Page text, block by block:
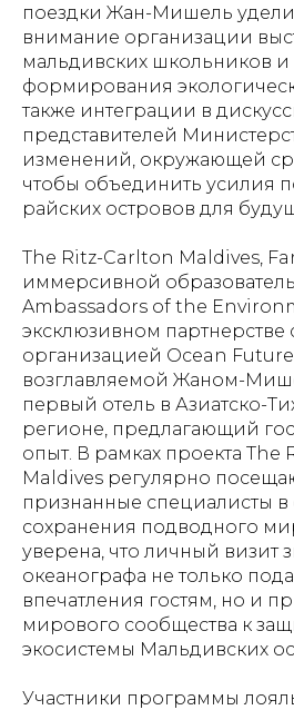
поездки Жан-Мишель
внимание организации
мальдивских школьников и
формирования
также интеграции в
представителей
изменений, окружающей
чтобы объединить усилия
райских островов для
The Ritz-Carlton Maldives,
иммерсивной
Ambassadors of the
эксклюзивном партнерстве
организацией Ocean
возглавляемой Жаном-
первый отель в Азиатско-
регионе, предлагающий
опыт. В рамках проекта The
Maldives регулярно
признанные специалисты в
сохранения подводного
уверена, что личный визит
океанографа не только
впечатления гостям, но и
мирового сообщества к
экосистемы Мальдивских
Участники программы